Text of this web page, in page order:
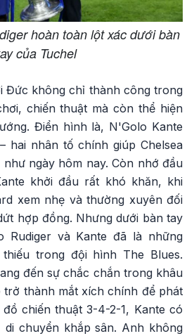
hoàn toàn lột xác dưới bàn
của Tuchel
Đức không chỉ thành công trong
chiến thuật mà còn thể hiện
Điển hình là, N'Golo Kante
hai nhân tố chính giúp Chelsea
ngày hôm nay. Còn nhớ đầu
khởi đầu rất khó khăn, khi
xem nhẹ và thường xuyên đối
hợp đồng. Nhưng dưới bàn tay
Rudiger và Kante đã là những
trong đội hình The Blues.
đến sự chắc chắn trong khâu
trở thành mắt xích chính để phát
chiến thuật 3-4-2-1, Kante có
chuyển khắp sân. Anh không